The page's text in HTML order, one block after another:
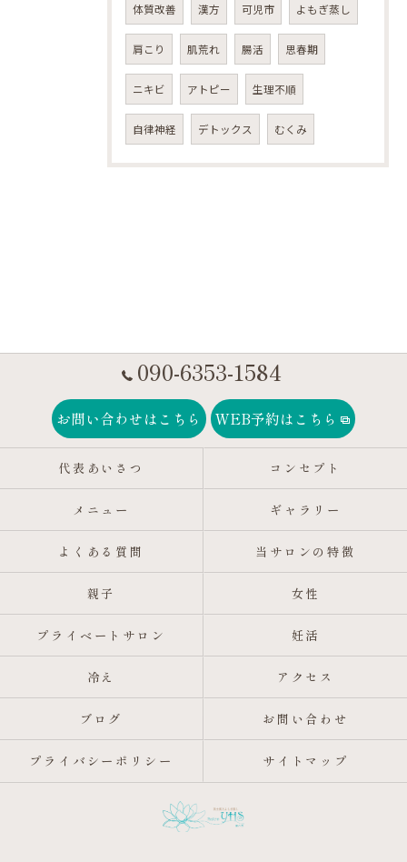
体質改善 漢方 可児市 よもぎ蒸し
肩こり 肌荒れ 腸活 思春期
ニキビ アトピー 生理不順
自律神経 デトックス むくみ
090-6353-1584
お問い合わせはこちら WEB予約はこちら
代表あいさつ コンセプト
メニュー ギャラリー
よくある質問 当サロンの特徴
親子 女性
プライベートサロン 妊活
冷え アクセス
ブログ お問い合わせ
プライバシーポリシー サイトマップ